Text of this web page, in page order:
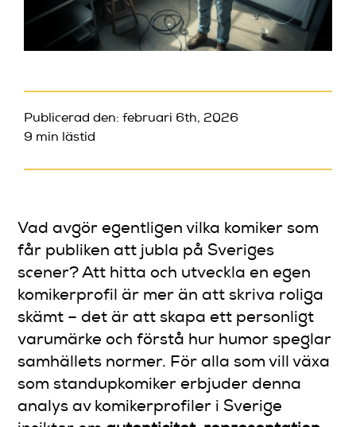
Publicerad den: februari 6th, 2026
9 min lästid
Vad avgör egentligen vilka komiker som
får publiken att jubla på Sveriges
scener? Att hitta och utveckla en egen
komikerprofil är mer än att skriva roliga
skämt – det är att skapa ett personligt
varumärke och förstå hur humor speglar
samhällets normer. För alla som vill växa
som standupkomiker erbjuder denna
analys av komikerprofiler i Sverige